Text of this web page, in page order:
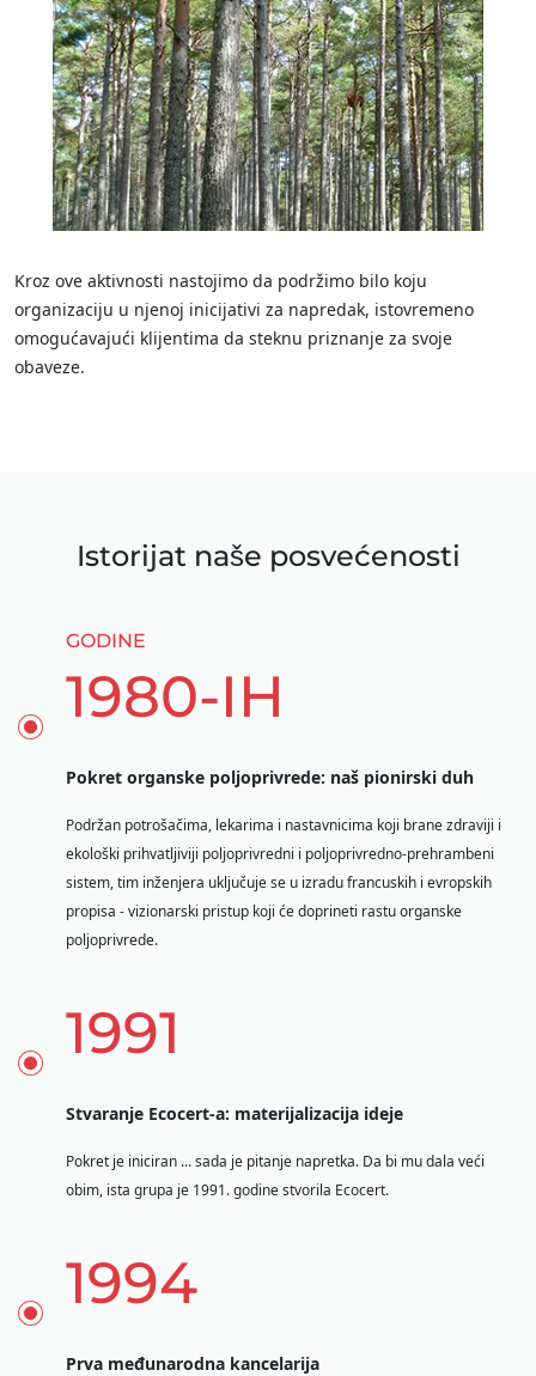
Organska poljoprivreda
Održiva poljoprivreda
Kvalitet i sigurnost hrane
Korporativna društvena odgovornost - CSR
Ekološke tvrdnje
Kroz ove aktivnosti nastojimo da podržimo bilo koju
organizaciju u njenoj inicijativi za napredak, istovremeno
omogućavajući klijentima da steknu priznanje za svoje
obaveze.
Istorijat naše posvećenosti
GODINE
1980-IH
Pokret organske poljoprivrede: naš pionirski duh
Podržan potrošačima, lekarima i nastavnicima koji brane zdraviji i
ekološki prihvatljiviji poljoprivredni i poljoprivredno-prehrambeni
sistem, tim inženjera uključuje se u izradu francuskih i evropskih
propisa - vizionarski pristup koji će doprineti rastu organske
poljoprivrede.
1991
Stvaranje Ecocert-a: materijalizacija ideje
Pokret je iniciran ... sada je pitanje napretka. Da bi mu dala veći
obim, ista grupa je 1991. godine stvorila Ecocert.
1994
Prva međunarodna kancelarija